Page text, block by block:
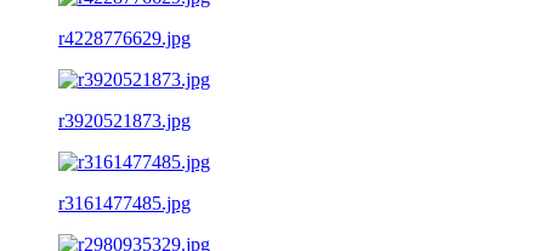
r4228776629.jpg
r3920521873.jpg
r3161477485.jpg